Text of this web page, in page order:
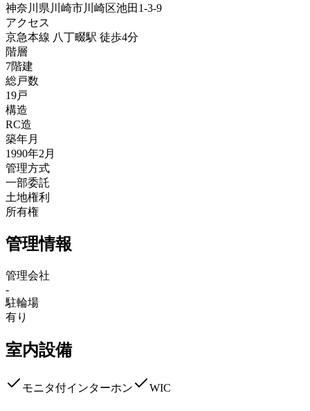
神奈川県川崎市川崎区池田1-3-9
アクセス
京急本線 八丁畷駅 徒歩4分
階層
7階建
総戸数
19戸
構造
RC造
築年月
1990年2月
管理方式
一部委託
土地権利
所有権
管理情報
管理会社
-
駐輪場
有り
室内設備
モニタ付インターホン WIC